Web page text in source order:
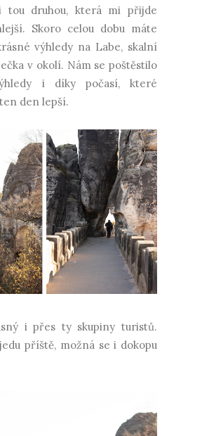
tou druhou, která mi přijde
Skoro celou dobu máte
výhledy na Labe, skalní
v okolí. Nám se poštěstilo
i díky počasí, které
den lepší.
i přes ty skupiny turistů.
příště, možná se i dokopu